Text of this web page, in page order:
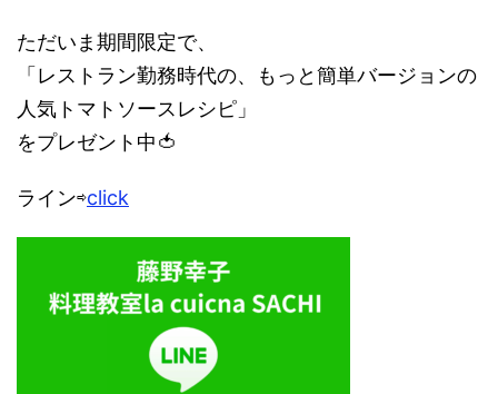
ただいま期間限定で、
「レストラン勤務時代の、もっと簡単バージョンの
人気トマトソースレシピ」
をプレゼント中🍅
ライン⇨click